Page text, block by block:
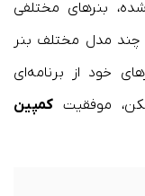
بنرهای مختلفی
چند مدل مختلف بنر
خود از برنامه‌ای
موفقیت کمپین